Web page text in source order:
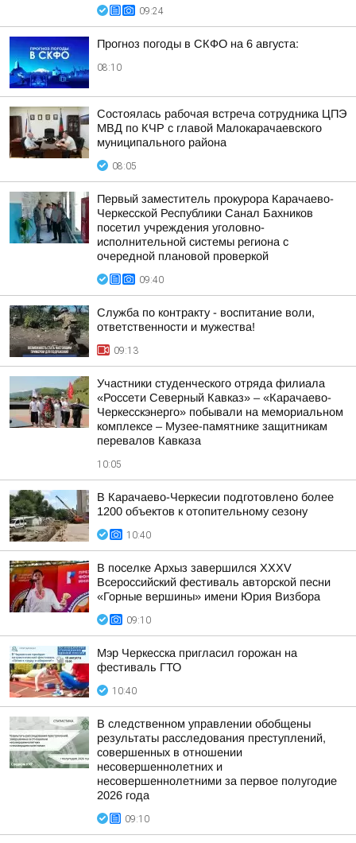
09:24
Прогноз погоды в СКФО на 6 августа:
08:10
Состоялась рабочая встреча сотрудника ЦПЭ
МВД по КЧР с главой Малокарачаевского
муниципального района
08:05
Первый заместитель прокурора Карачаево-
Черкесской Республики Санал Бахников
посетил учреждения уголовно-
исполнительной системы региона с
очередной плановой проверкой
09:40
Служба по контракту - воспитание воли,
ответственности и мужества!
09:13
Участники студенческого отряда филиала
«Россети Северный Кавказ» – «Карачаево-
Черкесскэнерго» побывали на мемориальном
комплексе – Музее-памятнике защитникам
перевалов Кавказа
10:05
В Карачаево-Черкесии подготовлено более
1200 объектов к отопительному сезону
10:40
В поселке Архыз завершился XXXV
Всероссийский фестиваль авторской песни
«Горные вершины» имени Юрия Визбора
09:10
Мэр Черкесска пригласил горожан на
фестиваль ГТО
10:40
В следственном управлении обобщены
результаты расследования преступлений,
совершенных в отношении
несовершеннолетних и
несовершеннолетними за первое полугодие
2026 года
09:10